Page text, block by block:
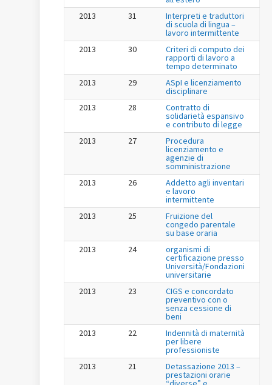
2013
31 Interpreti e traduttori
di scuola di lingua –
lavoro intermittente
2013
30 Criteri di computo dei
rapporti di lavoro a
tempo determinato
2013
29 ASpI e licenziamento
disciplinare
2013
28 Contratto di
solidarietà espansivo
e contributo di legge
2013
27 Procedura
licenziamento e
agenzie di
somministrazione
2013
26 Addetto agli inventari
e lavoro
intermittente
2013
25 Fruizione del
congedo parentale
su base oraria
2013
24 organismi di
certificazione presso
Università/Fondazioni
universitarie
2013
23 CIGS e concordato
preventivo con o
senza cessione di
beni
2013
22 Indennità di maternità
per libere
professioniste
2013
21 Detassazione 2013 –
prestazioni orarie